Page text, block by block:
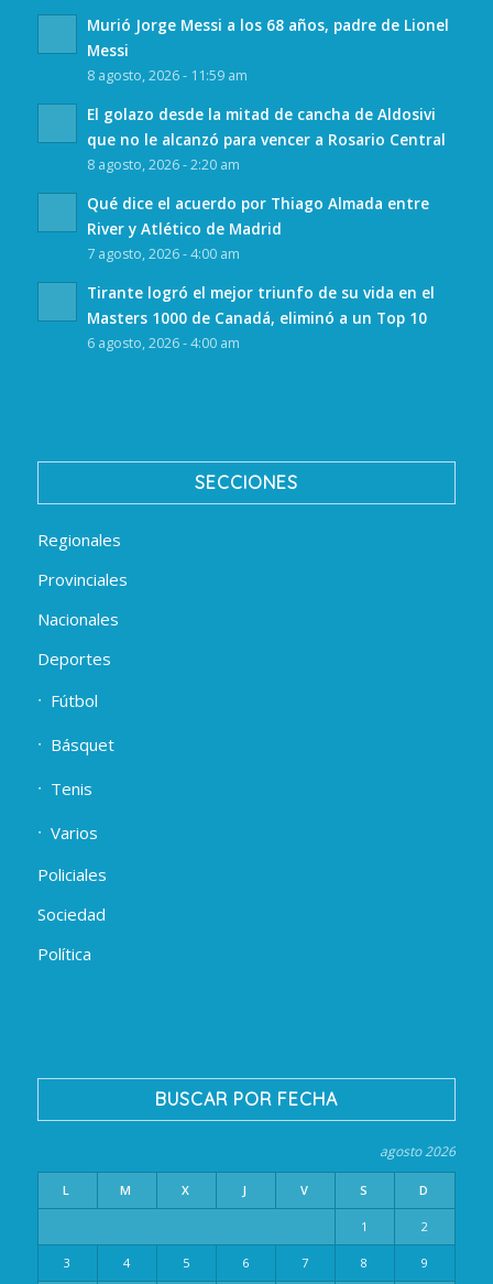
Murió Jorge Messi a los 68 años, padre de Lionel
Messi
8 agosto, 2026 - 11:59 am
El golazo desde la mitad de cancha de Aldosivi
que no le alcanzó para vencer a Rosario Central
8 agosto, 2026 - 2:20 am
Qué dice el acuerdo por Thiago Almada entre
River y Atlético de Madrid
7 agosto, 2026 - 4:00 am
Tirante logró el mejor triunfo de su vida en el
Masters 1000 de Canadá, eliminó a un Top 10
6 agosto, 2026 - 4:00 am
SECCIONES
Regionales
Provinciales
Nacionales
Deportes
Fútbol
Básquet
Tenis
Varios
Policiales
Sociedad
Política
BUSCAR POR FECHA
agosto 2026
L M X J V S D
1 2
3 4 5 6 7 8 9